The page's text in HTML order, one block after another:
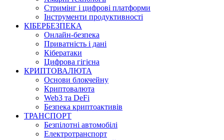
Стримінг і цифрові платформи
Інструменти продуктивності
КІБЕРБЕЗПЕКА
Онлайн-безпека
Приватність і дані
Кібератаки
Цифрова гігієна
КРИПТОВАЛЮТА
Основи блокчейну
Криптовалюта
Web3 та DeFi
Безпека криптоактивів
ТРАНСПОРТ
Безпілотні автомобілі
Електротранспорт